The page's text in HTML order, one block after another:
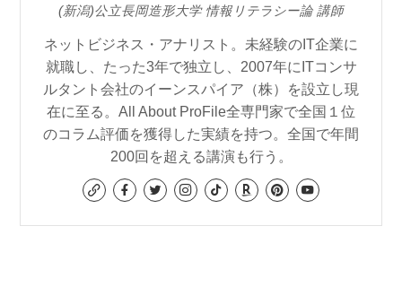
(新潟)公立長岡造形大学 情報リテラシー論 講師
ネットビジネス・アナリスト。未経験のIT企業に
就職し、たった3年で独立し、2007年にITコンサ
ルタント会社のイーンスパイア（株）を設立し現
在に至る。All About ProFile全専門家で全国１位
のコラム評価を獲得した実績を持つ。全国で年間
200回を超える講演も行う。